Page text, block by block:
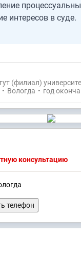
интересов в суде.
(филиал)
• Вологда • год
консультацию
телефон